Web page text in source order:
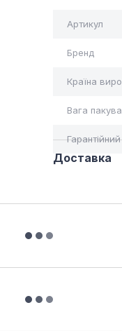
Артикул
Бренд
Країна
Вага
Доставка